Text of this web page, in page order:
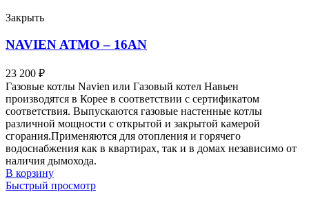
Закрыть
NAVIEN ATMO – 16AN
23 200 ₽
Газовые котлы Navien или Газовый котел Навьен
производятся в Корее в соответствии с сертификатом
соответствия. Выпускаются газовые настенные котлы
различной мощности с открытой и закрытой камерой
сгорания.Применяются для отопления и горячего
водоснабжения как в квартирах, так и в домах независимо от
наличия дымохода.
В корзину
Быстрый просмотр